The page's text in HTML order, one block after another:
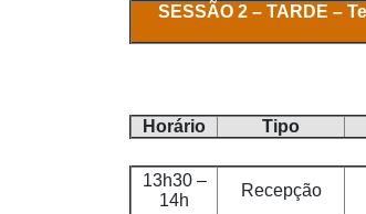
SESSÃO 2 – TARDE –
Horário Tipo
13h30 –
14h
Recepção